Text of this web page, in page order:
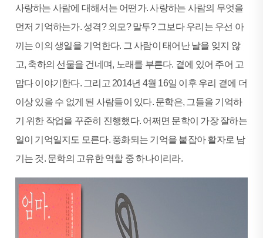
사랑하는 사람에 대해서는 어떤가. 사랑하는 사람의 무엇을
먼저 기억하는가. 성격? 외모? 말투? 그보다 우리는 우선 아
끼는 이의 생일을 기억한다. 그 사람이 태어난 날을 잊지 않
고, 축하의 선물을 건네며, 노래를 부른다. 곁에 있어 주어 고
맙다 이야기한다. 그리고 2014년 4월 16일 이후 우리 곁에 더
이상 있을 수 없게 된 사람들이 있다. 문학은, 그들을 기억하
기 위한 작업을 꾸준히 진행했다. 어쩌면 문학이 가장 잘하는
일이 기억일지도 모른다. 풍화되는 기억을 붙잡아 활자로 남
기는 것. 문학의 고유한 역할 중 하나이리라.